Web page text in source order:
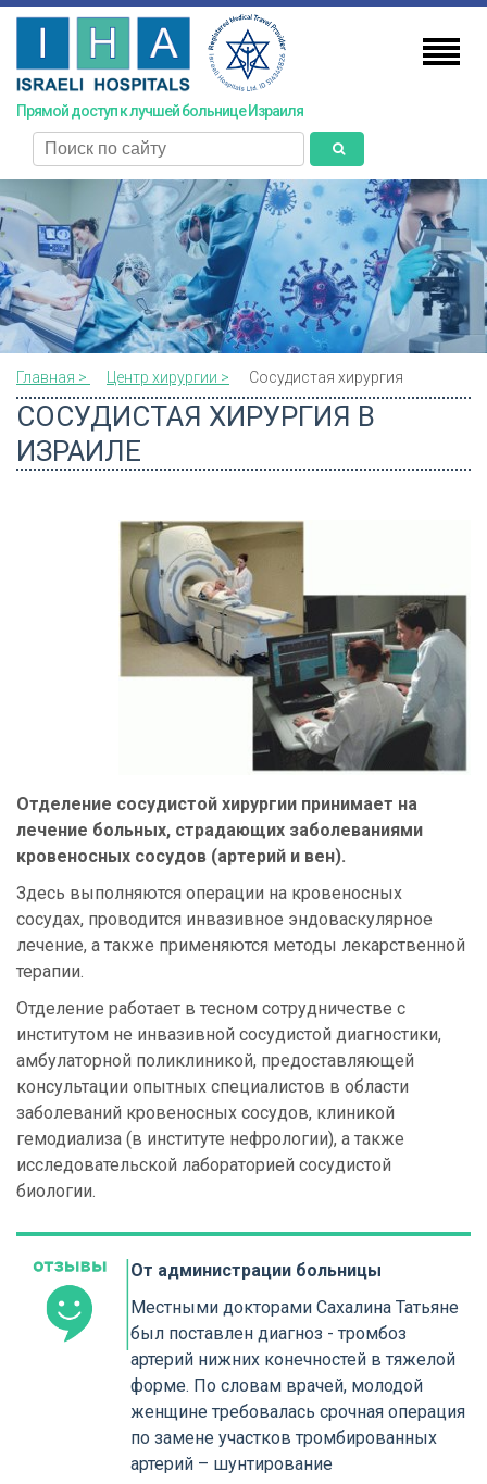
Skip
main
content
Прямой доступ к лучшей больнице Израиля
поиск
Главная > Центр xирургии > Сосудистая хирургия
СОСУДИСТАЯ ХИРУРГИЯ В
ИЗРАИЛЕ
Отделение сосудистой хирургии принимает на
лечение больных, страдающих заболеваниями
кровеносных сосудов (артерий и вен).
Здесь выполняются операции на кровеносных
сосудах, проводится инвазивное эндоваскулярное
лечение, а также применяются методы лекарственной
терапии.
Отделение работает в тесном сотрудничестве с
институтом не инвазивной сосудистой диагностики,
амбулаторной поликлиникой, предоставляющей
консультации опытных специалистов в области
заболеваний кровеносных сосудов, клиникой
гемодиализа (в институте нефрологии), а также
исследовательской лабораторией сосудистой
биологии.
От администрации больницы
Местными докторами Сахалина Татьяне
был поставлен диагноз - тромбоз
артерий нижних конечностей в тяжелой
форме. По словам врачей, молодой
женщине требовалась срочная операция
по замене участков тромбированных
артерий – шунтирование